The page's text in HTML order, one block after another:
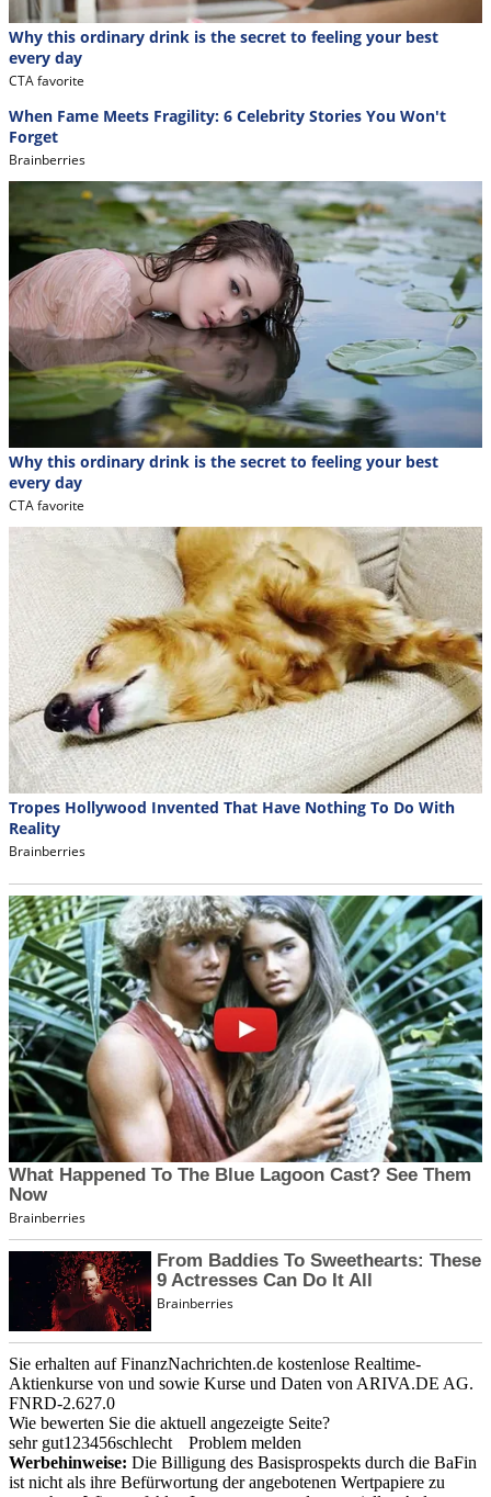
Sie erhalten auf FinanzNachrichten.de kostenlose Realtime-
Aktienkurse von und sowie Kurse und Daten von ARIVA.DE AG.
FNRD-2.627.0
Wie bewerten Sie die aktuell angezeigte Seite?
sehr gut1 23456schlecht
Problem melden
Werbehinweise: Die Billigung des Basisprospekts durch die BaFin
ist nicht als ihre Befürwortung der angebotenen Wertpapiere zu